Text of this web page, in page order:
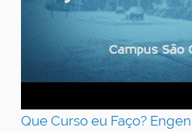
Que Curso eu Faço?